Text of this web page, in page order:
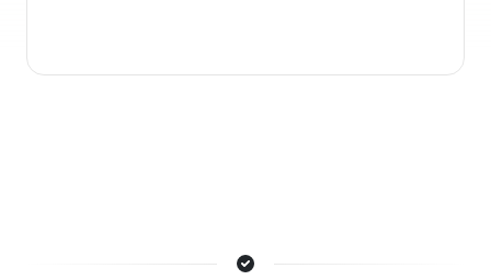
Nieuws & inspiratie in Vineé Vineuse